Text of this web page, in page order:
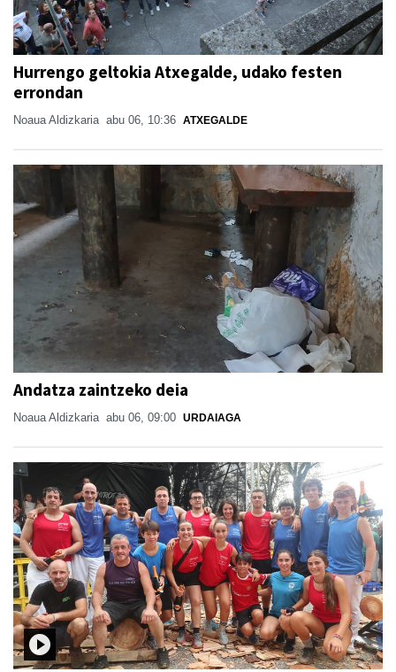
Hurrengo geltokia Atxegalde, udako festen
errondan
Noaua Aldizkaria abu 06, 10:36 ATXEGALDE
Andatza zaintzeko deia
Noaua Aldizkaria abu 06, 09:00 URDAIAGA